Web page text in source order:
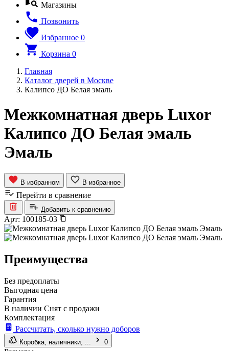
Магазины
Позвонить
Избранное 0
Корзина 0
Главная
Каталог дверей в Москве
Калипсо ДО Белая эмаль
Межкомнатная дверь Luxor
Калипсо ДО Белая эмаль
Эмаль
В избранном В избранное
Перейти в сравнение
Добавить к сравнению
Арт: 100185-03
Преимущества
Без предоплаты
Выгодная цена
Гарантия
В наличии Снят с продажи
Комплектация
Рассчитать, сколько нужно доборов
Коробка, наличники, ... 0